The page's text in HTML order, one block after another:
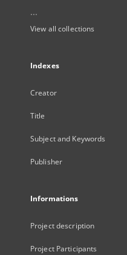
...
View all collections
Indexes
Creator
Title
Subject and Keywords
Publisher
Informations
Project description
Project Participants